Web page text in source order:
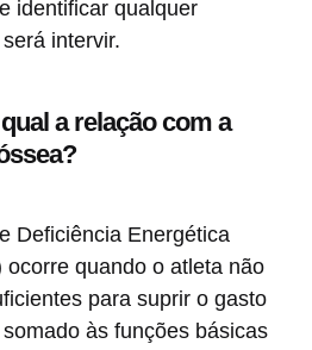
identificar qualquer
intervir.
a relação com a
Deficiência Energética
ocorre quando o atleta não
para suprir o gasto
às funções básicas